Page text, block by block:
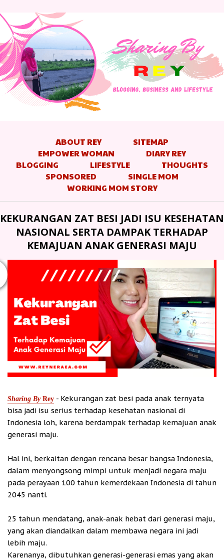
ABOUT REY
SITEMAP
EMPOWER WOMAN
DIARY REY
BLOGGING
LIFESTYLE
THOUGHTS
SPONSORED
SINGLE MOM
WORKING MOM STORY
KEKURANGAN ZAT BESI JADI ISU KESEHATAN
NASIONAL SERTA DAMPAK TERHADAP
KEMAJUAN ANAK GENERASI MAJU
Sharing ByRey - Kekurangan zat besi pada anak ternyata
bisa jadi isu serius terhadap kesehatan nasional di
Indonesia loh, karena berdampak terhadap kemajuan anak
generasi maju.
Hal ini, berkaitan dengan rencana besar bangsa Indonesia,
dalam menyongsong mimpi untuk menjadi negara maju
pada perayaan 100 tahun kemerdekaan Indonesia di tahun
2045 nanti.
25 tahun mendatang, anak-anak hebat dari generasi maju,
yang akan diandalkan dalam membawa negara ini jadi
lebih maju.
Karenanya, dibutuhkan generasi-generasi emas yang akan